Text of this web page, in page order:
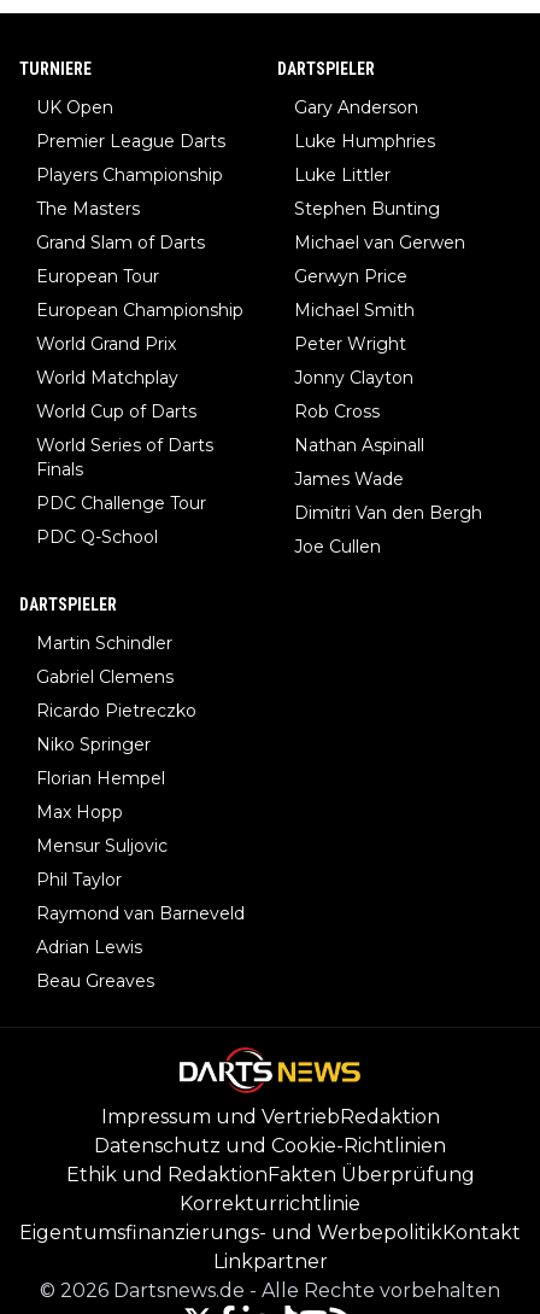
TURNIERE
UK Open
Premier League Darts
Players Championship
The Masters
Grand Slam of Darts
European Tour
European Championship
World Grand Prix
World Matchplay
World Cup of Darts
World Series of Darts
Finals
PDC Challenge Tour
PDC Q-School
DARTSPIELER
Gary Anderson
Luke Humphries
Luke Littler
Stephen Bunting
Michael van Gerwen
Gerwyn Price
Michael Smith
Peter Wright
Jonny Clayton
Rob Cross
Nathan Aspinall
James Wade
Dimitri Van den Bergh
Joe Cullen
DARTSPIELER
Martin Schindler
Gabriel Clemens
Ricardo Pietreczko
Niko Springer
Florian Hempel
Max Hopp
Mensur Suljovic
Phil Taylor
Raymond van Barneveld
Adrian Lewis
Beau Greaves
Impressum und VertriebRedaktion
Datenschutz und Cookie-Richtlinien
Ethik und RedaktionFakten Überprüfung
Korrekturrichtlinie
Eigentumsfinanzierungs- und WerbepolitikKontakt
Linkpartner
© 2026 Dartsnews.de - Alle Rechte vorbehalten